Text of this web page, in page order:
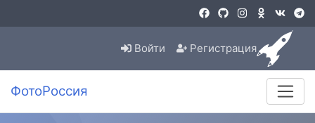
Войти Регистрация
ФотоРоссия